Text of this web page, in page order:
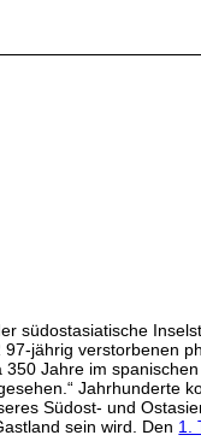
südostasiatische
jährig verstorbenen
Jahre im
Jahrhunderte
Südost- und
sein wird. Den 1.